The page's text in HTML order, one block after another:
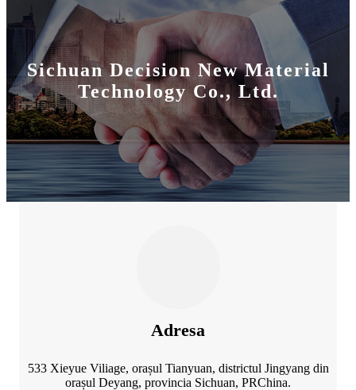
Sichuan Decision New Material
Technology Co., Ltd.
Adresa
533 Xieyue Viliage, orașul Tianyuan, districtul Jingyang din
orașul Deyang, provincia Sichuan, PRChina.